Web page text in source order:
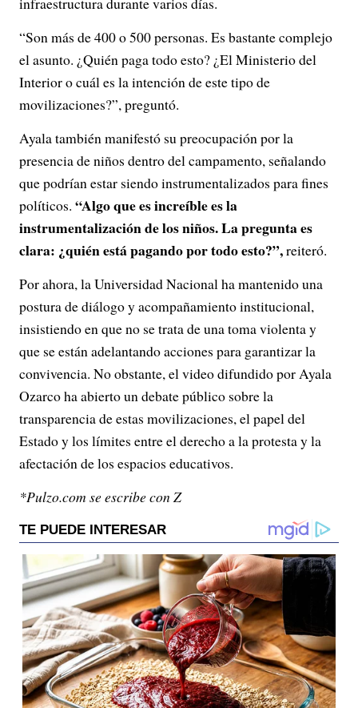
“Son más de 400 o 500 personas. Es bastante complejo
el asunto. ¿Quién paga todo esto? ¿El Ministerio del
Interior o cuál es la intención de este tipo de
movilizaciones?”, preguntó.
Ayala también manifestó su preocupación por la
presencia de niños dentro del campamento, señalando
que podrían estar siendo instrumentalizados para fines
políticos. “Algo que es increíble es la
instrumentalización de los niños. La pregunta es
clara: ¿quién está pagando por todo esto?”,reiteró.
Por ahora, la Universidad Nacional ha mantenido una
postura de diálogo y acompañamiento institucional,
insistiendo en que no se trata de una toma violenta y
que se están adelantando acciones para garantizar la
convivencia. No obstante, el video difundido por Ayala
Ozarco ha abierto un debate público sobre la
transparencia de estas movilizaciones, el papel del
Estado y los límites entre el derecho a la protesta y la
afectación de los espacios educativos.
*Pulzo.com se escribe con Z